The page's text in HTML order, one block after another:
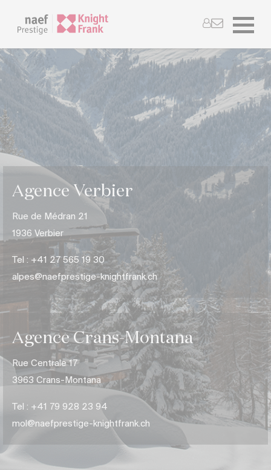
Agence Verbier
Rue de Médran 21
1936 Verbier
Tel : +41 27 565 19 30
alpes@naefprestige-knightfrank.ch
Agence Crans-Montana
Rue Centrale 17
3963 Crans-Montana
Tel : +41 79 928 23 94
mol @naefprestige-knightfrank.ch